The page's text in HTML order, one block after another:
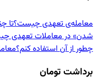
معامله‌ی تعهدی چیست؟تا
شدن» در معاملات تعهدی
چطور از آن استفاده کنم؟
برداشت تومان